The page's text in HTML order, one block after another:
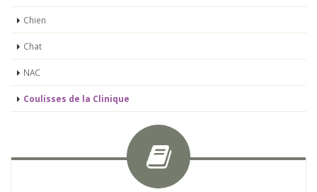
Chien
Chat
NAC
Coulisses de la Clinique